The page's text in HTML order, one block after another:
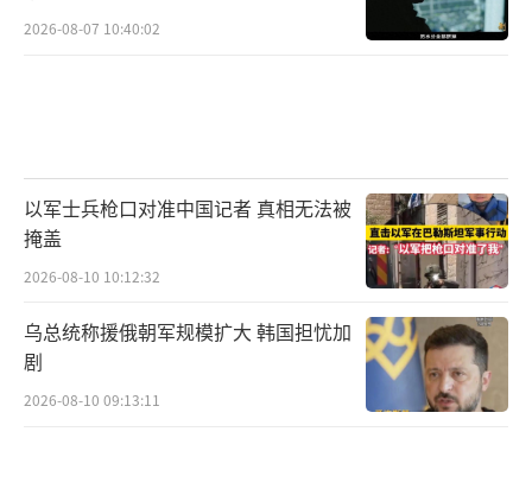
2026-08-07 10:40:02
以军士兵枪口对准中国记者 真相无法被
掩盖
2026-08-10 10:12:32
乌总统称援俄朝军规模扩大 韩国担忧加
剧
2026-08-10 09:13:11